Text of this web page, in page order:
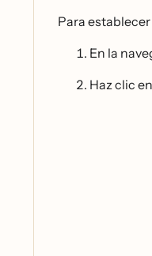
Para
En la
Haz clic